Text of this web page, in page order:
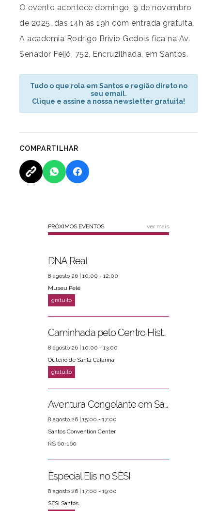
O evento acontece domingo, 9 de novembro
de 2025, das 14h às 19h com entrada gratuita.
A academia Rodrigo Brivio Gedois fica na Av.
Senador Feijó, 752, Encruzilhada, em Santos.
Tudo o que rola em Santos e região direto no
seu email.
Clique e assine a nossa newsletter gratuita!
COMPARTILHAR
PRÓXIMOS EVENTOS ver mais
DNA Real
8 agosto 26 | 10:00 - 12:00
Museu Pelé
Caminhada pelo Centro Histórico
8 agosto 26 | 10:00 - 13:00
Outeiro de Santa Catarina
Aventura Congelante em Santos
8 agosto 26 | 15:00 - 17:00
Santos Convention Center
R$ 60-160
Especial Elis no SESI
8 agosto 26 | 17:00 - 19:00
SESI Santos